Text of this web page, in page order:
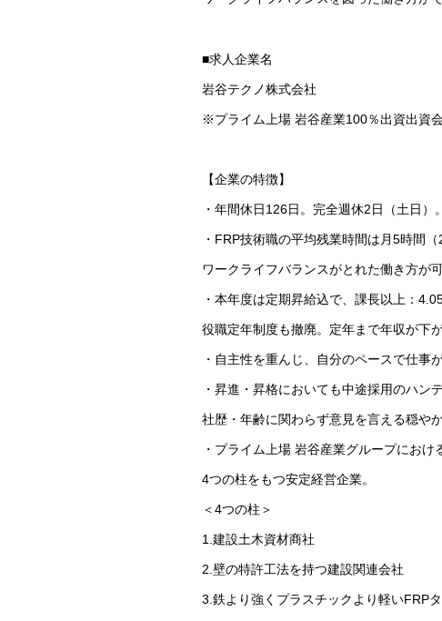
■求人企業名
岩谷テクノ株式会社
※プライム上場 岩谷産業100％出資出資
【企業の特徴】
・年間休日126日。完全週休2日（土日）。
・FRP技術職の平均残業時間は月5時間（
ワークライフバランスがとれた働き方が
・本年度は定期昇給込で、課長以上：
役職定年制度も撤廃。定年まで年収が下
・自主性を重んじ、自分のペースで仕事
・昇進・昇格においても中途採用のハン
社歴・年齢に関わらず意見を言える穏や
・プライム上場 岩谷産業グループにおけ
4つの柱をもつ安定経営企業。
＜4つの柱＞
1.建設土木資材商社
2.壁の特許工法を持つ建設関連会社
3.鉄より強くプラスチックより軽いFRP